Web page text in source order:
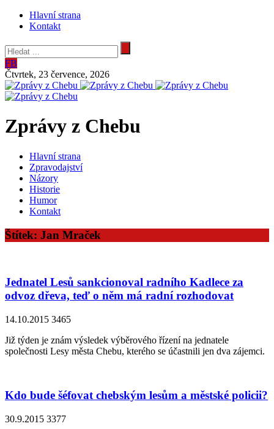
Hlavní strana
Kontakt
FB
Čtvrtek, 23 července, 2026
Zprávy z Chebu
Hlavní strana
Zpravodajství
Názory
Historie
Humor
Kontakt
Štítek: Jan Mraček
Jednatel Lesů sankcionoval radního Kadlece za
odvoz dřeva, teď o něm má radní rozhodovat
14.10.2015 3465
Již týden je znám výsledek výběrového řízení na jednatele
společnosti Lesy města Chebu, kterého se účastnili jen dva zájemci.
Kdo bude šéfovat chebským lesům a městské policii?
30.9.2015 3377